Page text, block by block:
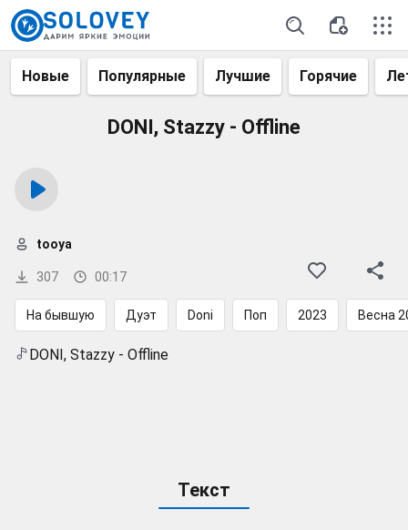
Новые Популярные Лучшие Горячие
DONI, Stazzy - Offline
307 00:17
tooya
На бывшую Дуэт Doni Поп 2023 Весна
DONI, Stazzy - Offline
Текст